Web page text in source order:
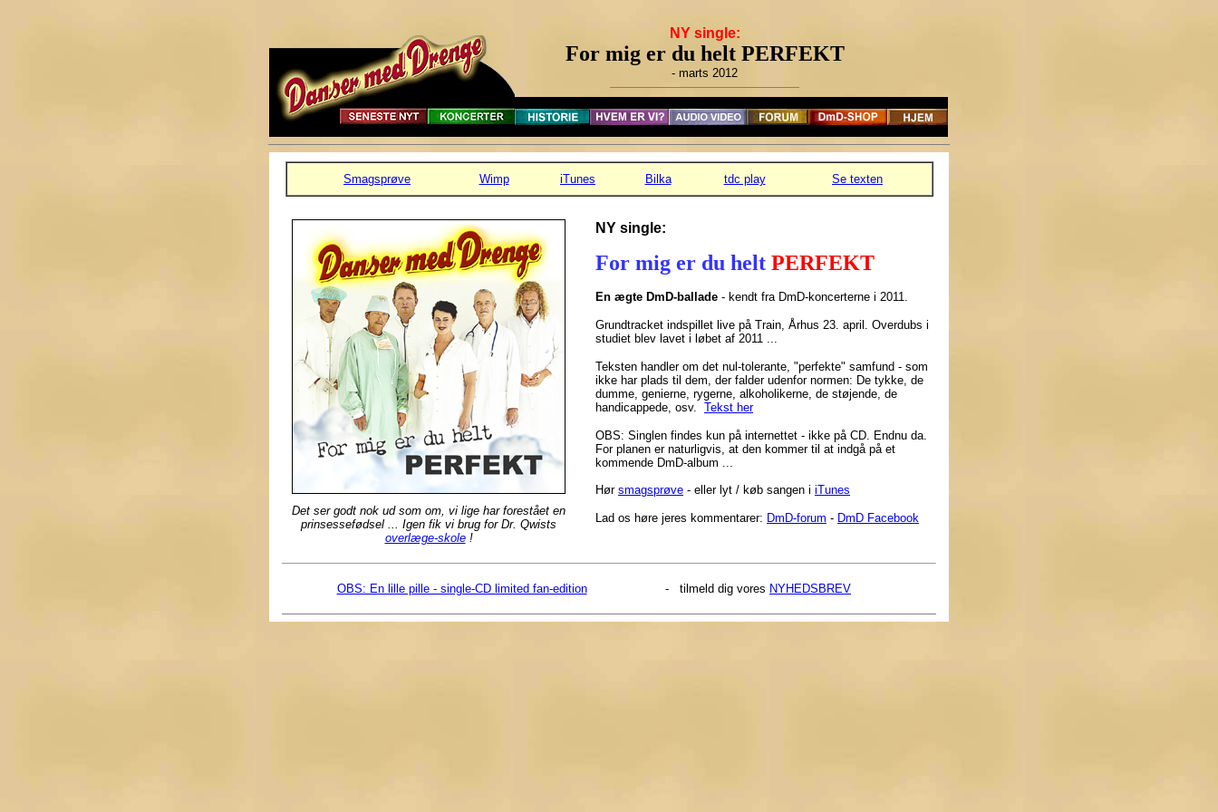
NY single:
For mig er du helt PERFEKT
- marts 2012
Smagsprøve Wimp iTunes Bilka tdc play Se texten
Det ser godt nok ud som om, vi lige har forestået en
prinsessefødsel ... Igen fik vi brug for Dr. Qwists
overlæge-skole!
NY single:
For mig er du helt PERFEKT
En ægte DmD-ballade - kendt fra DmD-koncerterne i 2011.
Grundtracket indspillet live på Train, Århus 23. april. Overdubs i
studiet blev lavet i løbet af 2011 ...
Teksten handler om det nul-tolerante, "perfekte" samfund - som
ikke har plads til dem, der falder udenfor normen: De tykke, de
dumme, genierne, rygerne, alkoholikerne, de støjende, de
handicappede, osv. Tekst her
OBS: Singlen findes kun på internettet - ikke på CD. Endnu da.
For planen er naturligvis, at den kommer til at indgå på et
kommende DmD-album ...
Hør smagsprøve - eller lyt / køb sangen i iTunes
Lad os høre jeres kommentarer: DmD-forum - DmD Facebook
OBS: En lille pille - single-CD limited fan-edition - tilmeld dig vores NYHEDSBREV